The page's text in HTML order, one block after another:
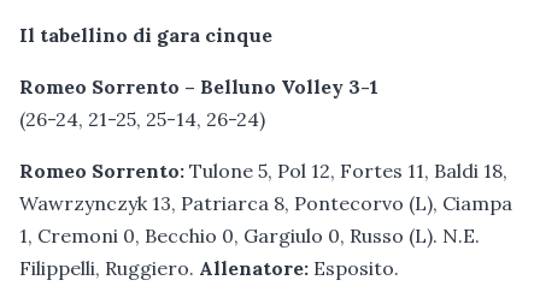
Il tabellino di gara cinque
Romeo Sorrento – Belluno Volley 3-1
(26-24, 21-25, 25-14, 26-24)
Romeo Sorrento: Tulone 5, Pol 12, Fortes 11, Baldi 18,
Wawrzynczyk 13, Patriarca 8, Pontecorvo (L), Ciampa
1, Cremoni 0, Becchio 0, Gargiulo 0, Russo (L). N.E.
Filippelli, Ruggiero. Allenatore: Esposito.